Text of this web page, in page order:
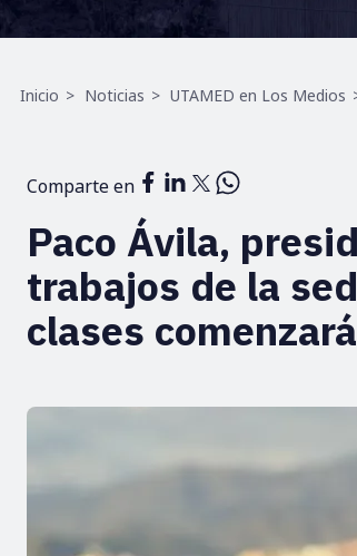
Ruta
Inicio Noticias UTAMED en Los Medios
Comparte en
Paco Ávila,
trabajos de la
clases